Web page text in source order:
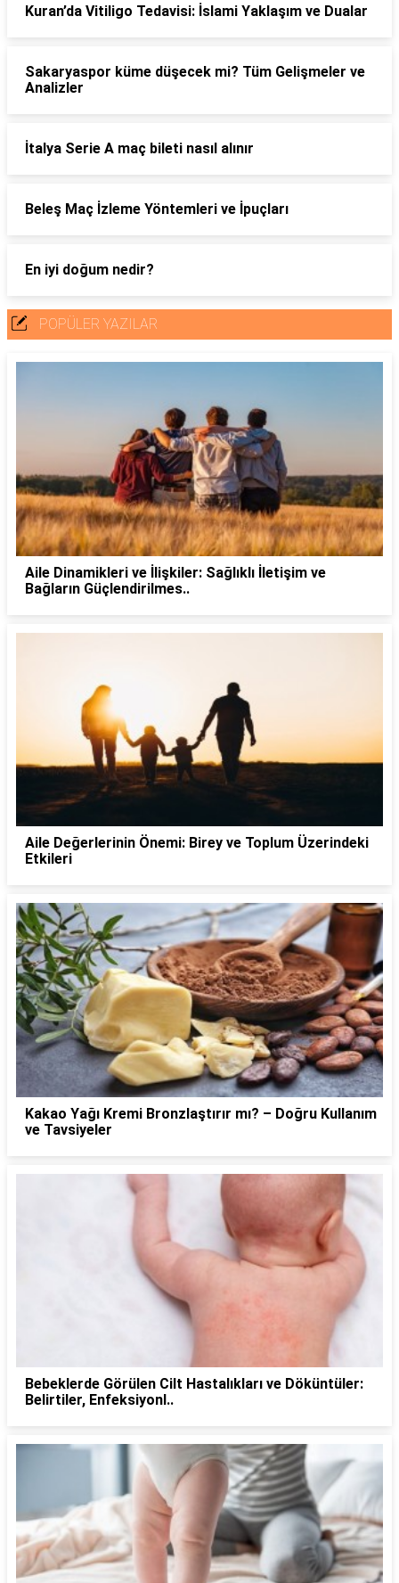
Kuran’da Vitiligo Tedavisi: İslami Yaklaşım ve Dualar
Sakaryaspor küme düşecek mi? Tüm Gelişmeler ve
Analizler
İtalya Serie A maç bileti nasıl alınır
Beleş Maç İzleme Yöntemleri ve İpuçları
En iyi doğum nedir?
POPÜLER YAZILAR
Aile Dinamikleri ve İlişkiler: Sağlıklı İletişim ve
Bağların Güçlendirilmes..
Aile Değerlerinin Önemi: Birey ve Toplum Üzerindeki
Etkileri
Kakao Yağı Kremi Bronzlaştırır mı? – Doğru Kullanım
ve Tavsiyeler
Bebeklerde Görülen Cilt Hastalıkları ve Döküntüler:
Belirtiler, Enfeksiyonl..